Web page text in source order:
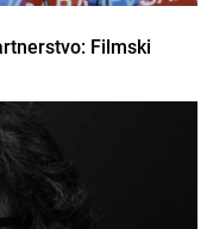
Filmski